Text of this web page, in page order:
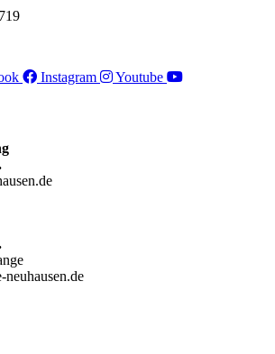
Instagram Youtube
neuhausen.de